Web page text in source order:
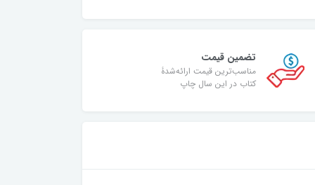
تضمین قیمت
مناسب‌ترین قیمت ارائه‌شدۀ
کتاب در این سال چاپ